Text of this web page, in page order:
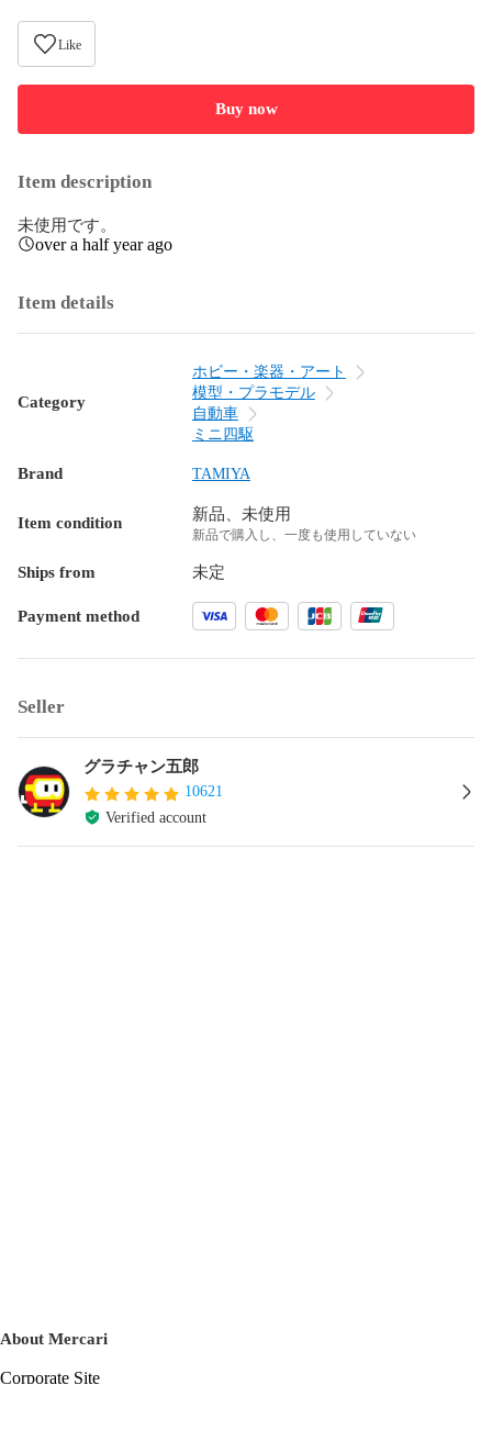
Like
Buy now
Item description
未使用です。
over a half year ago
Item details
Category
ホビー・楽器・アート
模型・プラモデル
自動車
ミニ四駆
Brand TAMIYA
Item condition 新品、未使用
新品で購入し、一度も使用していない
Ships from 未定
Payment method
Seller
グラチャン五郎
10621
Verified account
About Mercari
Corporate Site